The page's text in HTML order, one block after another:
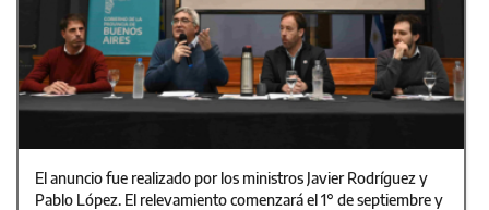
El anuncio fue realizado por los ministros Javier Rodríguez y
Pablo López. El relevamiento comenzará el 1° de septiembre y